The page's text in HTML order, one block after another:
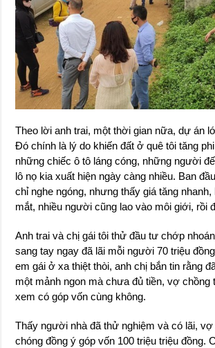
Theo lời anh trai, một thời gian nữa, dự án
Đó chính là lý do khiến đất ở quê tôi tăng
những chiếc ô tô láng cóng, những người
lô nọ kia xuất hiện ngày càng nhiều. Ban
chỉ nghe ngóng, nhưng thấy giá tăng
mắt, nhiều người cũng lao vào môi giới, rồi
Anh trai và chị gái tôi thử đầu tư chớp
sang tay ngay đã lãi mỗi người 70 triệu
em gái ở xa thiệt thòi, anh chị bắn tin rằng
một mảnh ngon mà chưa đủ tiền, vợ chồng
xem có góp vốn cùng không.
Thấy người nhà đã thử nghiệm và có lãi, vợ
chóng đồng ý góp vốn 100 triệu triệu đồng.